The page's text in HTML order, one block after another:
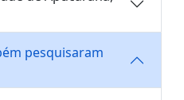
pesquisaram